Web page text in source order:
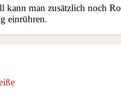
kann man zusätzlich noch
einrühren.